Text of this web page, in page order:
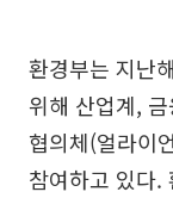
환경부는 지난
위해 산업계,
협의체(얼라이
참여하고 있다.